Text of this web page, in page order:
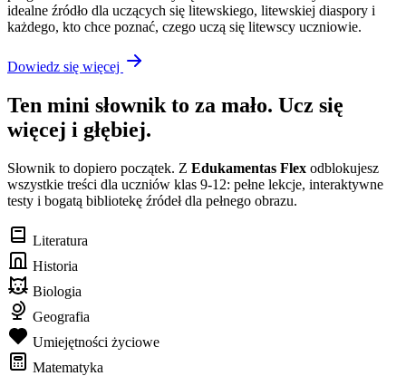
idealne źródło dla uczących się litewskiego, litewskiej diaspory i
każdego, kto chce poznać, czego uczą się litewscy uczniowie.
Dowiedz się więcej
Ten mini słownik to za mało. Ucz się
więcej i głębiej.
Słownik to dopiero początek. Z Edukamentas Flex odblokujesz
wszystkie treści dla uczniów klas 9-12: pełne lekcje, interaktywne
testy i bogatą bibliotekę źródeł dla pełnego obrazu.
Literatura
Historia
Biologia
Geografia
Umiejętności życiowe
Matematyka